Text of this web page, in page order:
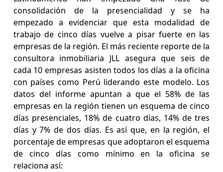
consolidación de la presencialidad y se ha
empezado a evidenciar que esta modalidad de
trabajo de cinco días vuelve a pisar fuerte en las
empresas de la región. El más reciente reporte de la
consultora inmobiliaria JLL asegura que seis de
cada 10 empresas asisten todos los días a la oficina
con países como Perú liderando este modelo. Los
datos del informe apuntan a que el 58% de las
empresas en la región tienen un esquema de cinco
días presenciales, 18% de cuatro días, 14% de tres
días y 7% de dos días. Es así que, en la región, el
porcentaje de empresas que adoptaron el esquema
de cinco días como mínimo en la oficina se
relaciona así: